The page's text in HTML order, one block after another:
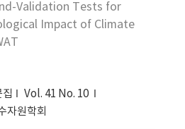
Validation Tests for
Impact of Climate
Vol. 41 No. 10
자원학회